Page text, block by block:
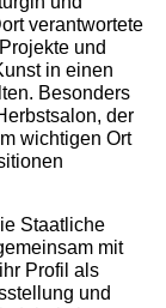
verantwortete
und
in einen
Besonders
der
wichtigen Ort
Staatliche
mit
Profil als
und